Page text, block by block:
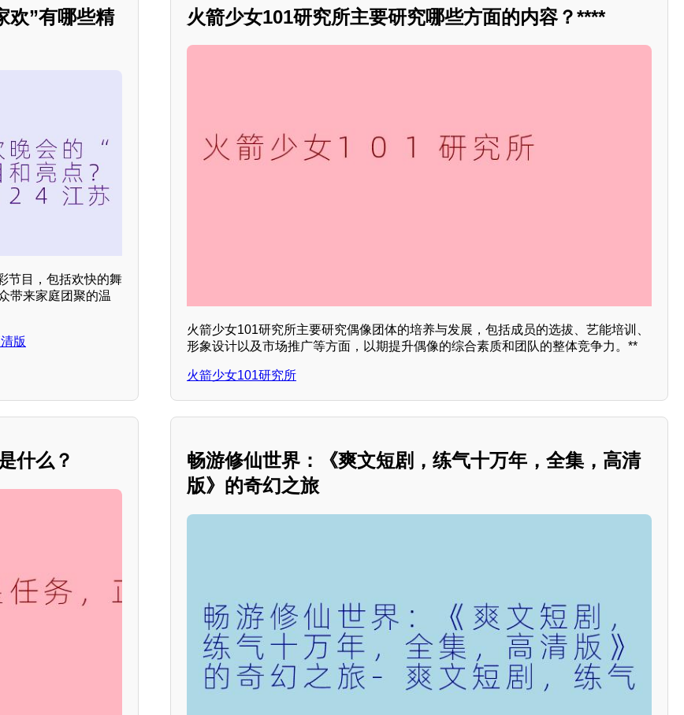
欢”有哪些精
节目，包括欢快的舞
带来家庭团聚的温
版
火箭少女101研究所主要研究哪些方面的内容？****
火箭少女101研究所主要研究偶像团体的培养与发展，包括成员的选拔、艺能培训、
形象设计以及市场推广等方面，以期提升偶像的综合素质和团队的整体竞争力。**
火箭少女101研究所
什么？
畅游修仙世界：《爽文短剧，练气十万年，全集，高清
版》的奇幻之旅